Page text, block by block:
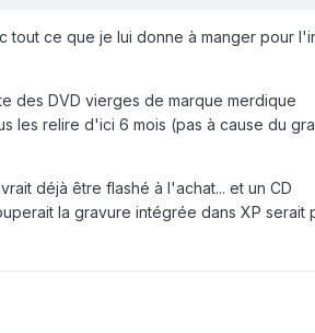
tout ce que je lui donne à manger pour
des DVD vierges de marque merdique
les relire d'ici 6 mois (pas à cause du
déjà être flashé à l'achat... et un CD
la gravure intégrée dans XP serait